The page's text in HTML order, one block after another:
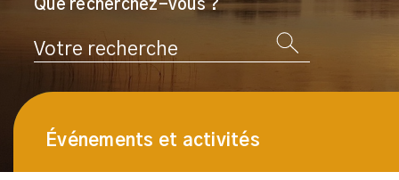
Que recherchez-vous ?
Rechercher
Événements et activités